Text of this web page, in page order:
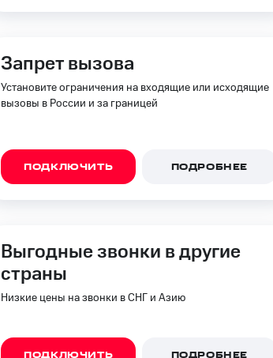
Запрет вызова
Установите ограничения на входящие или исходящие
вызовы в России и за границей
ПОДКЛЮЧИТЬ ПОДРОБНЕЕ
Выгодные звонки в другие
страны
Низкие цены на звонки в СНГ и Азию